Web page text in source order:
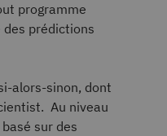
programme
des prédictions
alors-sinon, dont
Au niveau
sur des